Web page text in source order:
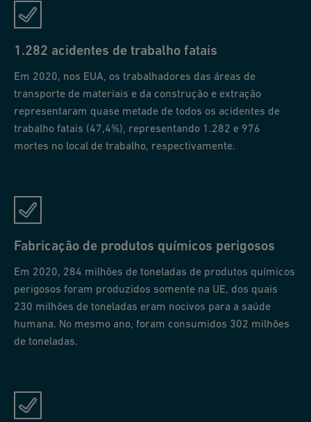
1.282 acidentes de trabalho fatais
Em 2020, nos EUA, os trabalhadores das áreas de
transporte de materiais e da construção e extração
representaram quase metade de todos os acidentes de
trabalho fatais (47,4%), representando 1.282 e 976
mortes no local de trabalho, respectivamente.
Fabricação de produtos químicos perigosos
Em 2020, 284 milhões de toneladas de produtos químicos
perigosos foram produzidos somente na UE, dos quais
230 milhões de toneladas eram nocivos para a saúde
humana. No mesmo ano, foram consumidos 302 milhões
de toneladas.